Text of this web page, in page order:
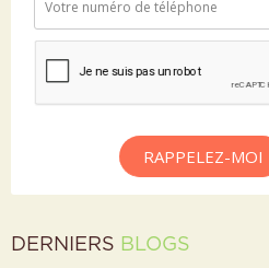
RAPPELEZ-MOI
DERNIERS BLOGS